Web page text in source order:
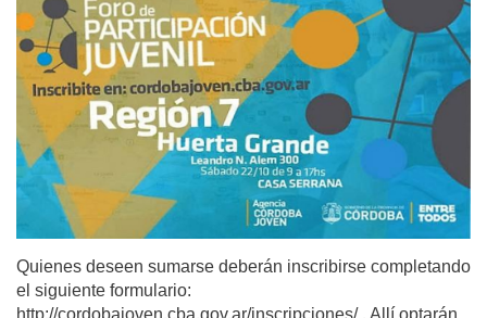
Quienes deseen sumarse deberán inscribirse completando
el siguiente formulario:
http://cordobajoven.cba.gov.ar/inscripciones/ . Allí optarán